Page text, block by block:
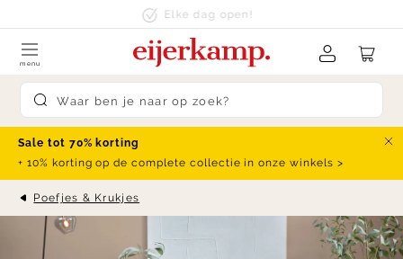
klanten beoordelen ons met een
Submit search
menu
Sale tot 70% korting
+ 10% korting op de complete collectie in onze winkels >
Poefjes & Krukjes